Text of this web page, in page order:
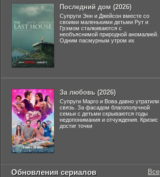
Последний дом (2026)
Супруги Энн и Джейсон вместе со
своими маленькими детьми Рут и
Грэмом сталкиваются с
необъяснимой природной аномалией.
Одним пасмурным утром их
За любовь (2026)
Супруги Марго и Вова давно утратили
связь. За фасадом благополучной
семьи с детьми скрываются годы
недопонимания и отчуждения. Кризис
достиг точки
Обновления сериалов Все